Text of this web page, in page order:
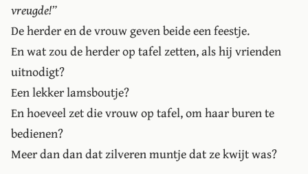
vreugde!”
De herder en de vrouw geven beide een feestje.
En wat zou de herder op tafel zetten, als hij vrienden
uitnodigt?
Een lekker lamsboutje?
En hoeveel zet die vrouw op tafel, om haar buren te
bedienen?
Meer dan dan dat zilveren muntje dat ze kwijt was?